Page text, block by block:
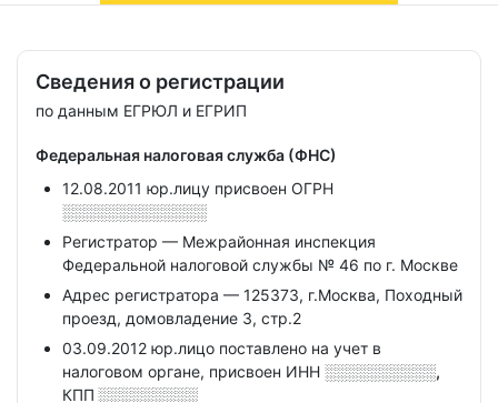
Сведения о регистрации
по данным ЕГРЮЛ и ЕГРИП
Федеральная налоговая служба (ФНС)
12.08.2011 юр.лицу присвоен ОГРН
░░░░░░░░░░░░░
Регистратор — Межрайонная инспекция
Федеральной налоговой службы № 46 по г. Москве
Адрес регистратора — 125373, г.Москва, Походный
проезд, домовладение 3, стр.2
03.09.2012 юр.лицо поставлено на учет в
налоговом органе, присвоен ИНН ░░░░░░░░░░,
КПП ░░░░░░░░░